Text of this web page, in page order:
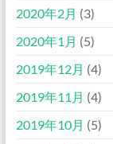
2020年2月 (3)
2020年1月 (5)
2019年12月 (4)
2019年11月 (4)
2019年10月 (5)